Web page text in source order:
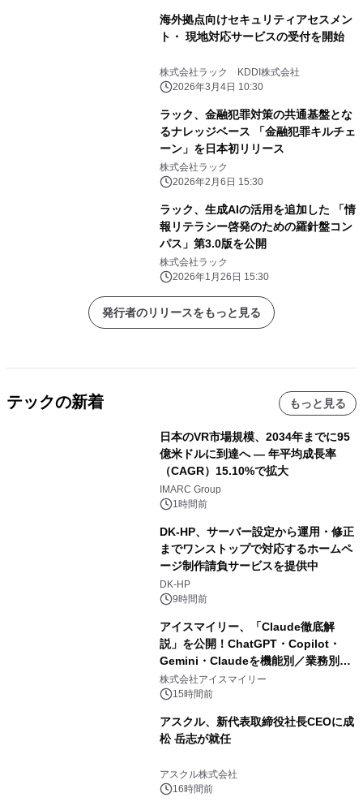
海外拠点向けセキュリティアセスメン
ト・ 現地対応サービスの受付を開始
株式会社ラック KDDI株式会社
2026年3月4日 10:30
ラック、金融犯罪対策の共通基盤とな
るナレッジベース 「金融犯罪キルチェ
ーン」を日本初リリース
株式会社ラック
2026年2月6日 15:30
ラック、生成AIの活用を追加した 「情
報リテラシー啓発のための羅針盤コン
パス」第3.0版を公開
株式会社ラック
2026年1月26日 15:30
発行者のリリースをもっと見る
テックの新着 もっと見る
日本のVR市場規模、2034年までに95
億米ドルに到達へ ― 年平均成長率
（CAGR）15.10%で拡大
IMARC Group
1時間前
DK-HP、サーバー設定から運用・修正
までワンストップで対応するホームペ
ージ制作請負サービスを提供中
DK-HP
9時間前
アイスマイリー、「Claude徹底解
説」を公開！ChatGPT・Copilot・
Gemini・Claudeを機能別／業務別に
比較―自社に合う生成AIの選び方がわ
かる実践ガイド
株式会社アイスマイリー
15時間前
アスクル、新代表取締役社長CEOに成
松 岳志が就任
アスクル株式会社
16時間前